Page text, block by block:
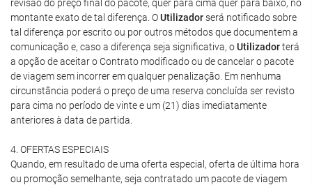
revisão do preço final do pacote, quer para cima quer para baixo, no
montante exato de tal diferença. OUtilizadorserá notificado sobre
tal diferença por escrito ou por outros métodos que documentem a
comunicação e, caso a diferença seja significativa, oUtilizadorterá
a opção de aceitar o Contrato modificado ou de cancelar o pacote
de viagem sem incorrer em qualquer penalização. Em nenhuma
circunstância poderá o preço de uma reserva concluída ser revisto
para cima no período de vinte e um (21) dias imediatamente
anteriores à data de partida.
4. OFERTAS ESPECIAIS
Quando, em resultado de uma oferta especial, oferta de última hora
ou promoção semelhante, seja contratado um pacote de viagem